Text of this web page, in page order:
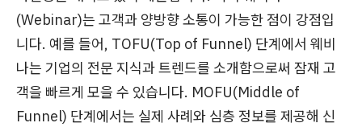
(Webinar)는 고객과 양방향 소통이 가능한 점이 강점입
니다. 예를 들어, TOFU(Top of Funnel) 단계에서 웨비
나는 기업의 전문 지식과 트렌드를 소개함으로써 잠재 고
객을 빠르게 모을 수 있습니다. MOFU(Middle of
Funnel) 단계에서는 실제 사례와 심층 정보를 제공해 신